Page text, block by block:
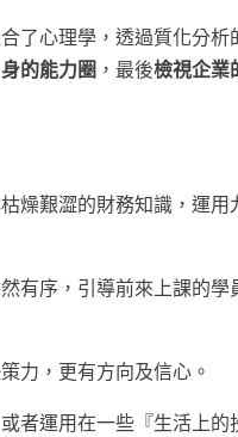
了心理學，透過質化分析
的能力圈 ，最後檢視企業
燥艱澀的財務知識，運
有序，引導前來上課的學
力，更有方向及信心。
者運用在一些『生活上